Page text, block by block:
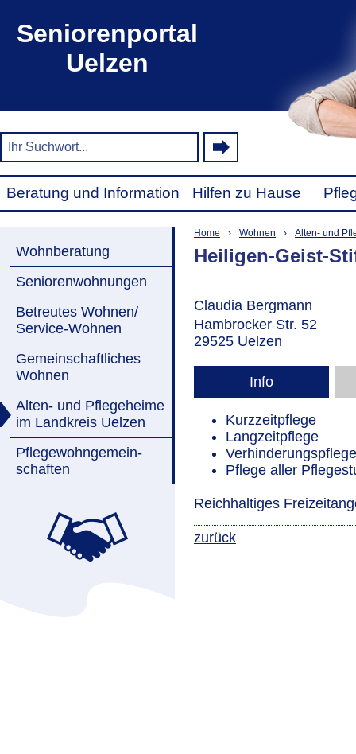
Seniorenportal
Uelzen
Beratung und Information Hilfen zu Hause
Wohnberatung
Seniorenwohnungen
Betreutes Wohnen/
Service-Wohnen
Gemeinschaftliches
Wohnen
Alten- und Pflegeheime
im Landkreis Uelzen
Pflegewohngemein-
schaften
Home › Wohnen › Alten- und
Heiligen-Geist-
Claudia Bergmann
Hambrocker Str. 52
29525 Uelzen
Info
Kurzzeitpflege
Langzeitpflege
Verhinderungspflege
Pflege aller
Reichhaltiges
zurück